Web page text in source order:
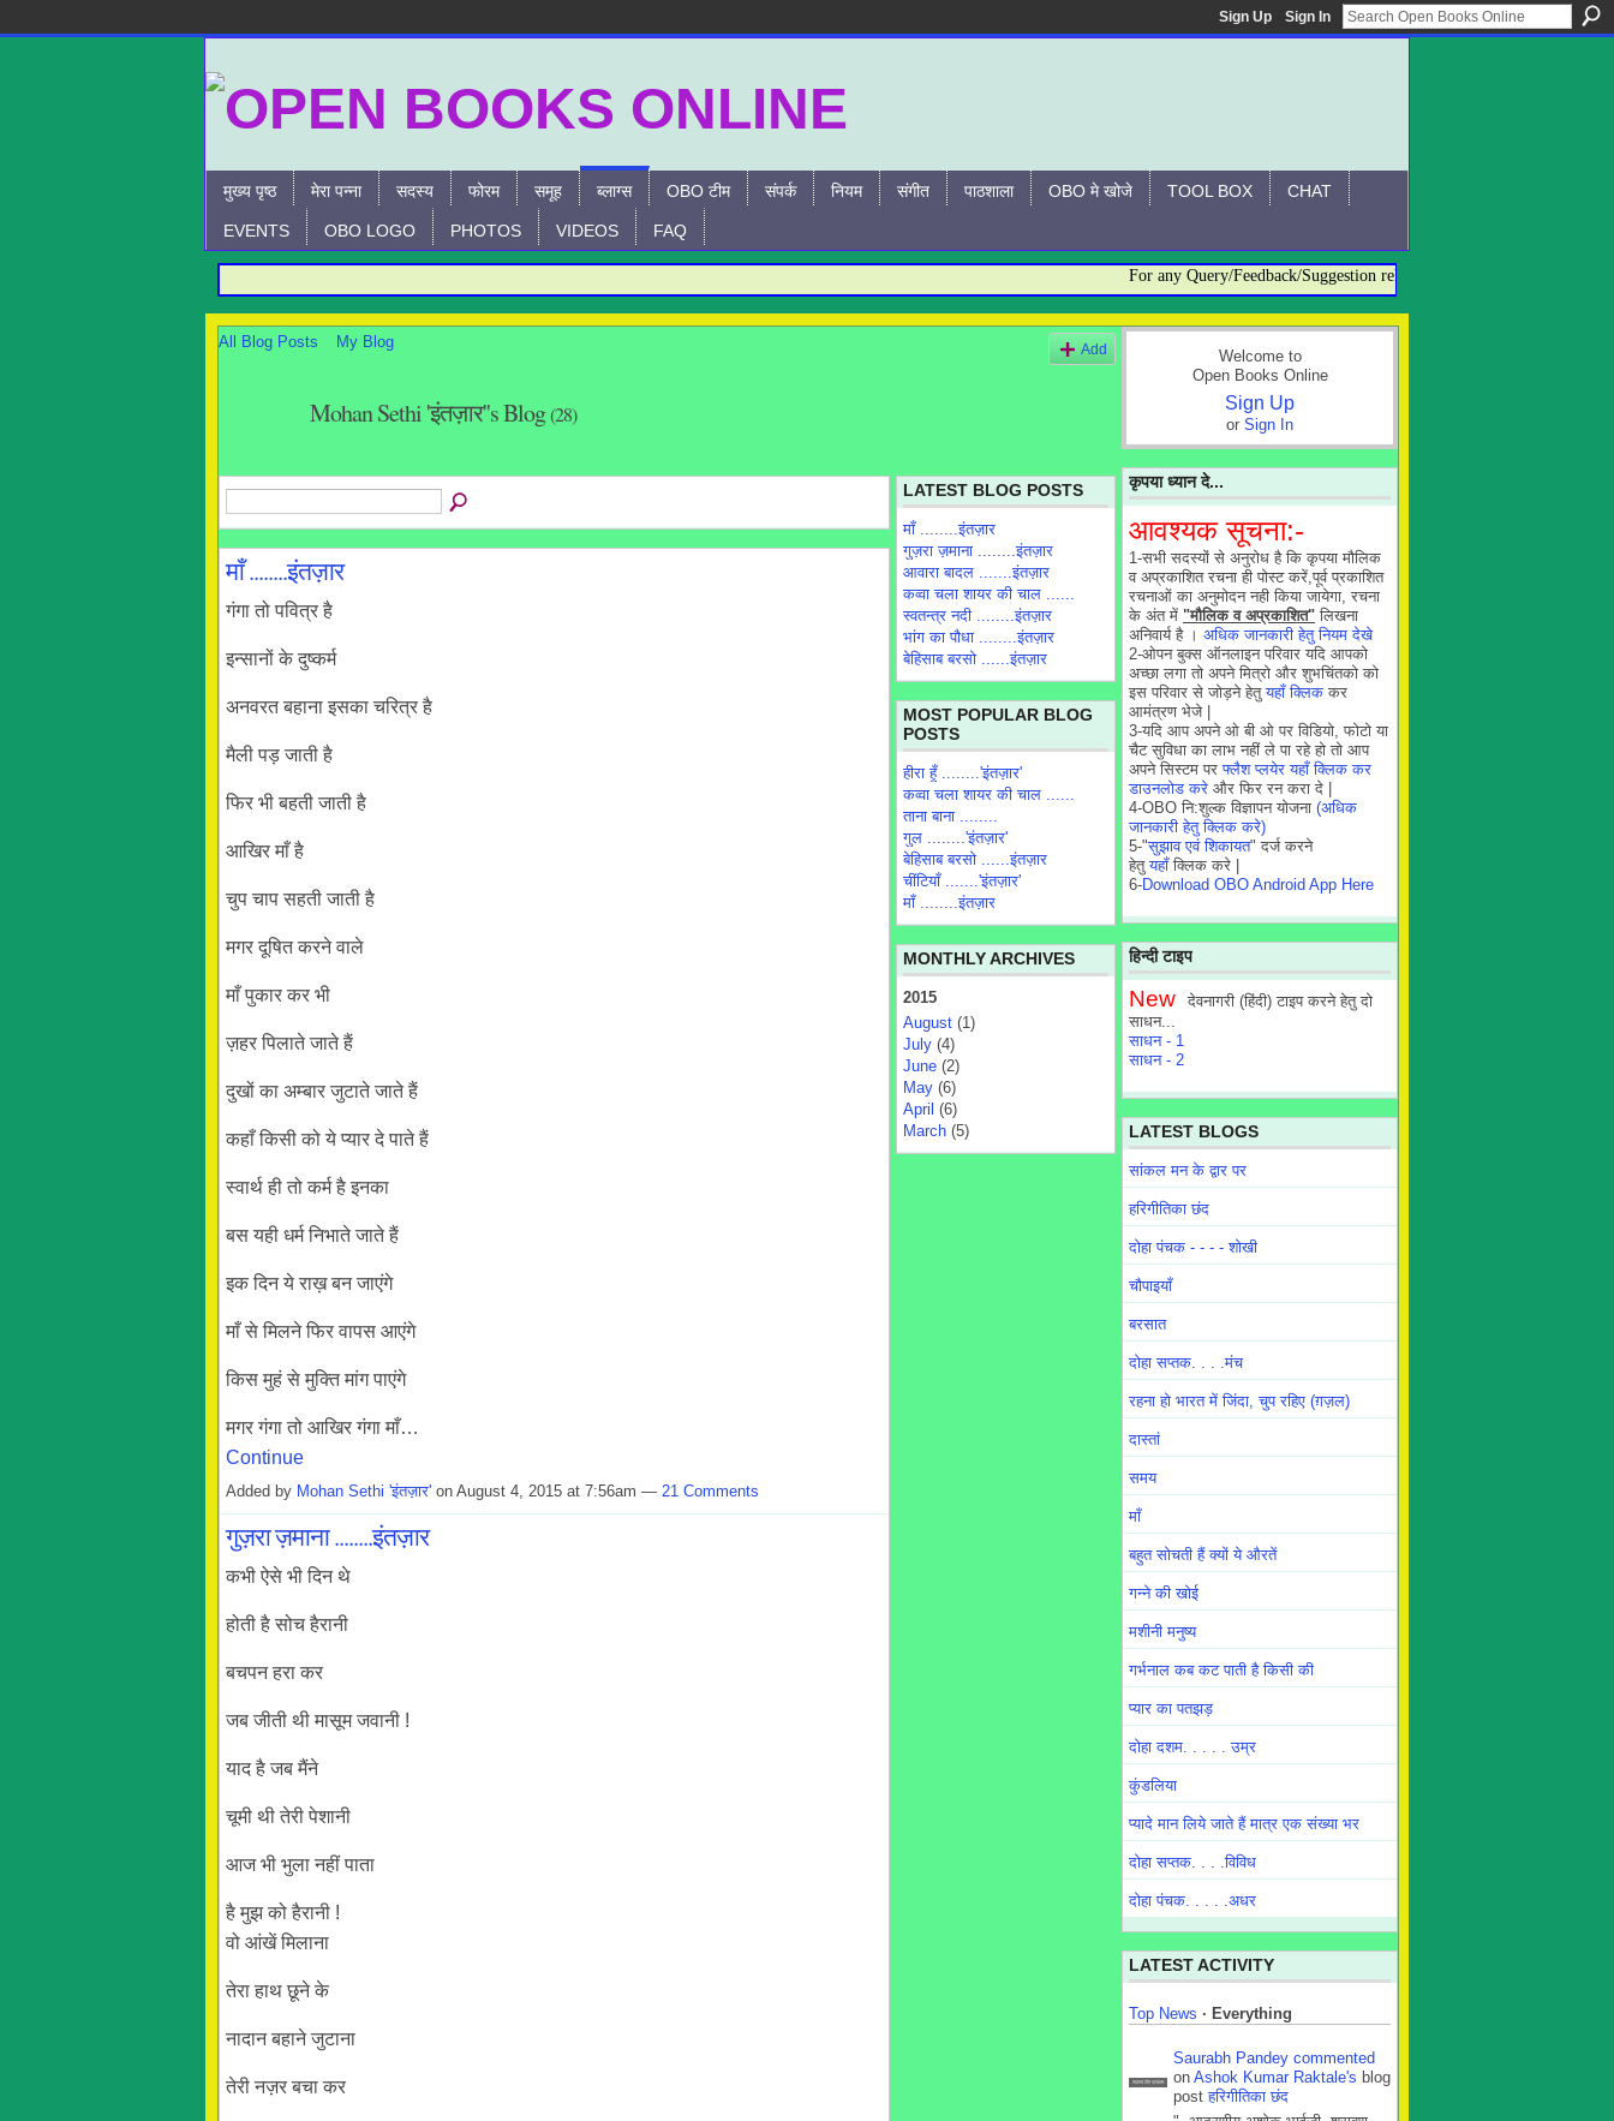
Sign Up Sign In
मुख्य पृष्ठ मेरा पन्ना सदस्य फोरम समूह ब्लाग्स OBO टीम संपर्क नियम संगीत पाठशाला OBO मे खोजे TOOL BOX CHAT
EVENTS OBO LOGO PHOTOS VIDEOS FAQ
For any Query/Feedback/Suggestion related to OBO, please contact:-
All Blog Posts My Blog Add
Mohan Sethi 'इंतज़ार''s Blog(28)
माँ ........इंतज़ार
गंगा तो पवित्र है
इन्सानों के दुष्कर्म
अनवरत बहाना इसका चरित्र है
मैली पड़ जाती है
फिर भी बहती जाती है
आखिर माँ है
चुप चाप सहती जाती है
मगर दूषित करने वाले
माँ पुकार कर भी
ज़हर पिलाते जाते हैं
दुखों का अम्बार जुटाते जाते हैं
कहाँ किसी को ये प्यार दे पाते हैं
स्वार्थ ही तो कर्म है इनका
बस यही धर्म निभाते जाते हैं
इक दिन ये राख़ बन जाएंगे
माँ से मिलने फिर वापस आएंगे
किस मुहं से मुक्ति मांग पाएंगे
मगर गंगा तो आखिर गंगा माँ…
Continue
Added by Mohan Sethi 'इंतज़ार' on August 4, 2015 at 7:56am — 21 Comments
गुज़रा ज़माना ........इंतज़ार
कभी ऐसे भी दिन थे
होती है सोच हैरानी
बचपन हरा कर
जब जीती थी मासूम जवानी !
याद है जब मैंने
चूमी थी तेरी पेशानी
आज भी भुला नहीं पाता
है मुझ को हैरानी !
वो आंखें मिलाना
तेरा हाथ छूने के
नादान बहाने जुटाना
तेरी नज़र बचा कर
LATEST BLOG POSTS
माँ ........इंतज़ार
गुज़रा ज़माना ........इंतज़ार
आवारा बादल .......इंतज़ार
कव्वा चला शायर की चाल ......
स्वतन्त्र नदी ........इंतज़ार
भांग का पौधा ........इंतज़ार
बेहिसाब बरसो ......इंतज़ार
MOST POPULAR BLOG
POSTS
हीरा हूँ ........'इंतज़ार'
कव्वा चला शायर की चाल ......
ताना बाना ........
गुल ........'इंतज़ार'
बेहिसाब बरसो ......इंतज़ार
चींटियाँ .......'इंतज़ार'
माँ ........इंतज़ार
MONTHLY ARCHIVES
2015
August (1)
July (4)
June (2)
May (6)
April (6)
March (5)
Welcome to
Open Books Online
Sign Up
or Sign In
कृपया ध्यान दे...
आवश्यक सूचना:-
1-सभी सदस्यों से अनुरोध है कि कृपया मौलिक
व अप्रकाशित रचना ही पोस्ट करें,पूर्व प्रकाशित
रचनाओं का अनुमोदन नही किया जायेगा, रचना
के अंत में "मौलिक व अप्रकाशित" लिखना
अनिवार्य है । अधिक जानकारी हेतु नियम देखे
2-ओपन बुक्स ऑनलाइन परिवार यदि आपको
अच्छा लगा तो अपने मित्रो और शुभचिंतको को
इस परिवार से जोड़ने हेतुयहाँ क्लिक कर
आमंत्रण भेजे |
3-यदि आप अपने ओ बी ओ पर विडियो, फोटो या
चैट सुविधा का लाभ नहीं ले पा रहे हो तो आप
अपने सिस्टम परफ्लैश प्लयेर यहाँ क्लिक कर
डाउनलोड करे और फिर रन करा दे |
4-OBO नि:शुल्क विज्ञापन योजना (अधिक
जानकारी हेतु क्लिक करे)
5-"सुझाव एवं शिकायत" दर्ज करने
हेतुयहाँक्लिक करे |
6-Download OBO Android App Here
हिन्दी टाइप
New
देवनागरी (हिंदी) टाइप करने हेतु दो
साधन...
साधन - 1
साधन - 2
LATEST BLOGS
सांकल मन के द्वार पर
हरिगीतिका छंद
दोहा पंचक - - - - शोखी
चौपाइयाँ
बरसात
दोहा सप्तक. . . .मंच
रहना हो भारत में जिंदा, चुप रहिए (ग़ज़ल)
दास्तां
समय
माँ
बहुत सोचती हैं क्यों ये औरतें
गन्ने की खोई
मशीनी मनुष्य
गर्भनाल कब कट पाती है किसी की
प्यार का पतझड़
दोहा दशम. . . . . उम्र
कुंडलिया
प्यादे मान लिये जाते हैं मात्र एक संख्या भर
दोहा सप्तक. . . .विविध
दोहा पंचक. . . . .अधर
LATEST ACTIVITY
Top News · Everything
सदस्य टीम प्रबंधन
Saurabh Pandey commented
on Ashok Kumar Raktale's blog
postहरिगीतिका छंद